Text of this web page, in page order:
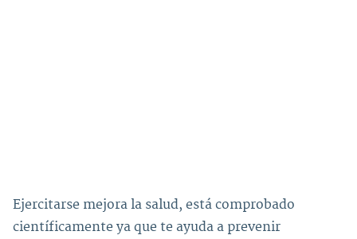
Ejercitarse mejora la salud, está comprobado
científicamente ya que te ayuda a prevenir